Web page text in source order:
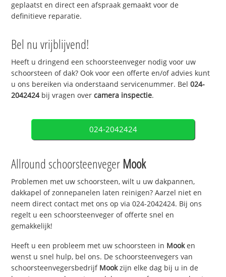
geplaatst en direct een afspraak gemaakt voor de
definitieve reparatie.
Bel nu vrijblijvend!
Heeft u dringend een schoorsteenveger nodig voor uw
schoorsteen of dak? Ook voor een offerte en/of advies kunt
u ons bereiken via onderstaand servicenummer. Bel024-
2042424bij vragen overcamera inspectie.
024-2042424
Allround schoorsteenveger Mook
Problemen met uw schoorsteen, wilt u uw dakpannen,
dakkapel of zonnepanelen laten reinigen? Aarzel niet en
neem direct contact met ons op via 024-2042424. Bij ons
regelt u een schoorsteenveger of offerte snel en
gemakkelijk!
Heeft u een probleem met uw schoorsteen in Mooken
wenst u snel hulp, bel ons. De schoorsteenvegers van
schoorsteenvegersbedrijf Mookzijn elke dag bij u in de